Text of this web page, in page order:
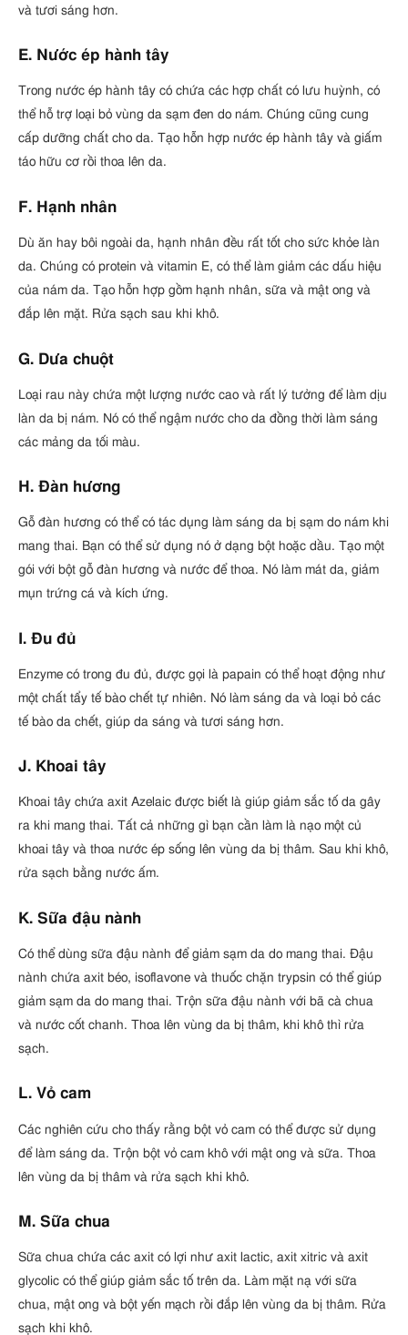
và tươi sáng hơn.
E. Nước ép hành tây
Trong nước ép hành tây có chứa các hợp chất có lưu huỳnh, có
thể hỗ trợ loại bỏ vùng da sạm đen do nám. Chúng cũng cung
cấp dưỡng chất cho da. Tạo hỗn hợp nước ép hành tây và giấm
táo hữu cơ rồi thoa lên da.
F. Hạnh nhân
Dù ăn hay bôi ngoài da, hạnh nhân đều rất tốt cho sức khỏe làn
da. Chúng có protein và vitamin E, có thể làm giảm các dấu hiệu
của nám da. Tạo hỗn hợp gồm hạnh nhân, sữa và mật ong và
đắp lên mặt. Rửa sạch sau khi khô.
G. Dưa chuột
Loại rau này chứa một lượng nước cao và rất lý tưởng để làm dịu
làn da bị nám. Nó có thể ngậm nước cho da đồng thời làm sáng
các mảng da tối màu.
H. Đàn hương
Gỗ đàn hương có thể có tác dụng làm sáng da bị sạm do nám khi
mang thai. Bạn có thể sử dụng nó ở dạng bột hoặc dầu. Tạo một
gói với bột gỗ đàn hương và nước để thoa. Nó làm mát da, giảm
mụn trứng cá và kích ứng.
I. Đu đủ
Enzyme có trong đu đủ, được gọi là papain có thể hoạt động như
một chất tẩy tế bào chết tự nhiên. Nó làm sáng da và loại bỏ các
tế bào da chết, giúp da sáng và tươi sáng hơn.
J. Khoai tây
Khoai tây chứa axit Azelaic được biết là giúp giảm sắc tố da gây
ra khi mang thai. Tất cả những gì bạn cần làm là nạo một củ
khoai tây và thoa nước ép sống lên vùng da bị thâm. Sau khi khô,
rửa sạch bằng nước ấm.
K. Sữa đậu nành
Có thể dùng sữa đậu nành để giảm sạm da do mang thai. Đậu
nành chứa axit béo, isoflavone và thuốc chặn trypsin có thể giúp
giảm sạm da do mang thai. Trộn sữa đậu nành với bã cà chua
và nước cốt chanh. Thoa lên vùng da bị thâm, khi khô thì rửa
sạch.
L. Vỏ cam
Các nghiên cứu cho thấy rằng bột vỏ cam có thể được sử dụng
để làm sáng da. Trộn bột vỏ cam khô với mật ong và sữa. Thoa
lên vùng da bị thâm và rửa sạch khi khô.
M. Sữa chua
Sữa chua chứa các axit có lợi như axit lactic, axit xitric và axit
glycolic có thể giúp giảm sắc tố trên da. Làm mặt nạ với sữa
chua, mật ong và bột yến mạch rồi đắp lên vùng da bị thâm. Rửa
sạch khi khô.